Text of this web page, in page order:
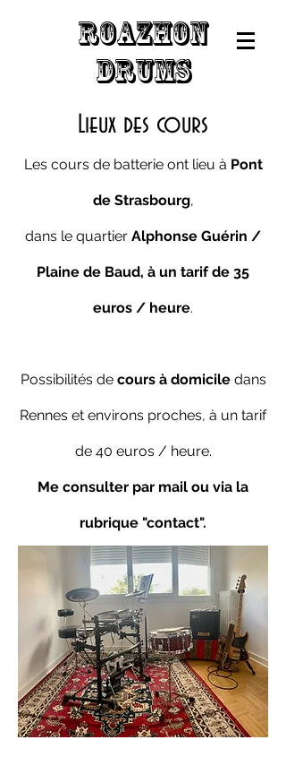
roazhon
Drums
Lieux des cours
Les cours de batterie ont lieu à Pont
de Strasbourg,
dans le quartier Alphonse Guérin /
Plaine de Baud, à un tarif de 35
euros / heure.
Possibilités de cours à domiciledans
Rennes et environs proches, à un tarif
de 40 euros / heure.
Me consulter par mail ou via la
rubrique "contact".